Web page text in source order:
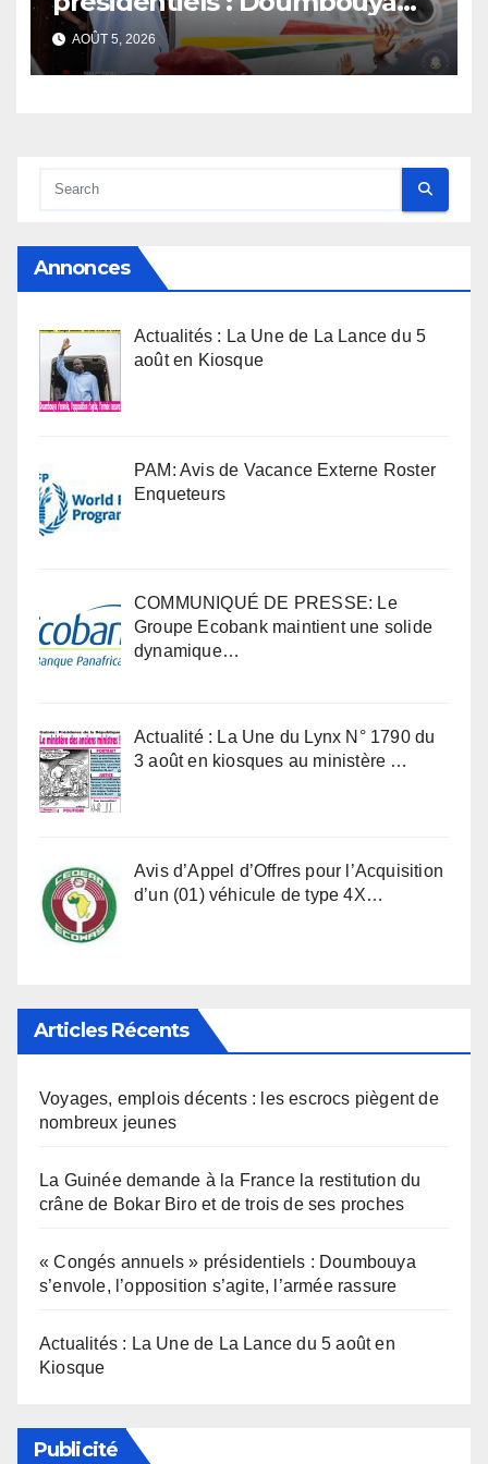
s’envole, l’opposition s’agite,
l’armée rassure
AOÛT 5, 2026
Annonces
Actualités : La Une de La Lance du 5
août en Kiosque
PAM: Avis de Vacance Externe Roster
Enqueteurs
COMMUNIQUÉ DE PRESSE: Le
Groupe Ecobank maintient une solide
dynamique…
Actualité : La Une du Lynx N° 1790 du
3 août en kiosques au ministère …
Avis d’Appel d’Offres pour l’Acquisition
d’un (01) véhicule de type 4X…
Articles Récents
Voyages, emplois décents : les escrocs piègent de
nombreux jeunes
La Guinée demande à la France la restitution du
crâne de Bokar Biro et de trois de ses proches
« Congés annuels » présidentiels : Doumbouya
s’envole, l’opposition s’agite, l’armée rassure
Actualités : La Une de La Lance du 5 août en
Kiosque
Publicité